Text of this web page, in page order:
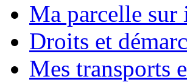
Ma parcelle sur
Droits et
Mes transports